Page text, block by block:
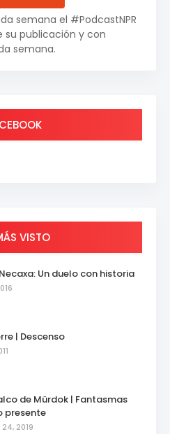
semana el #PodcastNPR
su publicación y con
semana.
VISTO
Un duelo con historia
| Descenso
de Mürdok | Fantasmas
presente
24, 2019